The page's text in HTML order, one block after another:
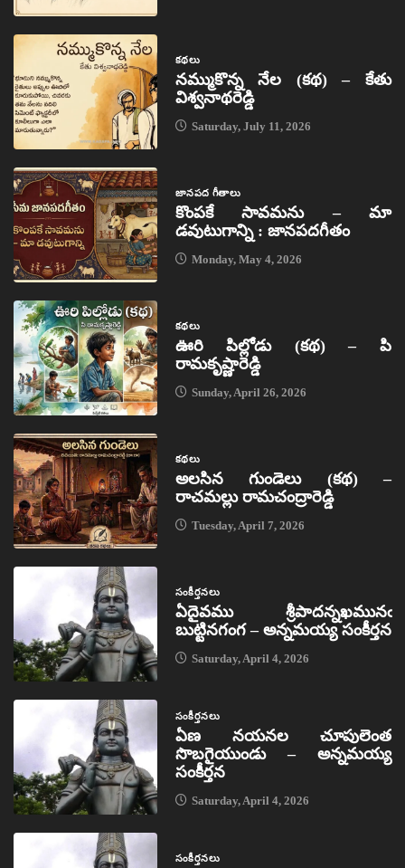
కథలు
నమ్ముకొన్న నేల (కథ) – కేతు
విశ్వనాథరెడ్డి
Saturday, July 11, 2026
జానపద గీతాలు
కొంపకే సావమను – మా
డవుటుగాన్ని : జానపదగీతం
Monday, May 4, 2026
కథలు
ఊరి పిల్లోడు (కథ) – పి
రామకృష్ణారెడ్డి
Sunday, April 26, 2026
కథలు
అలసిన గుండెలు (కథ) –
రాచమల్లు రామచంద్రారెడ్డి
Tuesday, April 7, 2026
సంకీర్తనలు
ఏదైవము శ్రీపాదన్నఖమునఁ
బుట్టినగంగ – అన్నమయ్య సంకీర్తన
Saturday, April 4, 2026
సంకీర్తనలు
ఏణ నయనల చూపులెంత
సొబగైయుండు – అన్నమయ్య
సంకీర్తన
Saturday, April 4, 2026
సంకీర్తనలు